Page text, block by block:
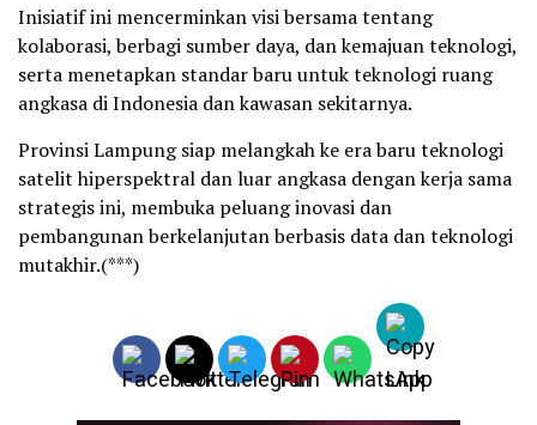
Inisiatif ini mencerminkan visi bersama tentang
kolaborasi, berbagi sumber daya, dan kemajuan teknologi,
serta menetapkan standar baru untuk teknologi ruang
angkasa di Indonesia dan kawasan sekitarnya.
Provinsi Lampung siap melangkah ke era baru teknologi
satelit hiperspektral dan luar angkasa dengan kerja sama
strategis ini, membuka peluang inovasi dan
pembangunan berkelanjutan berbasis data dan teknologi
mutakhir.(***)